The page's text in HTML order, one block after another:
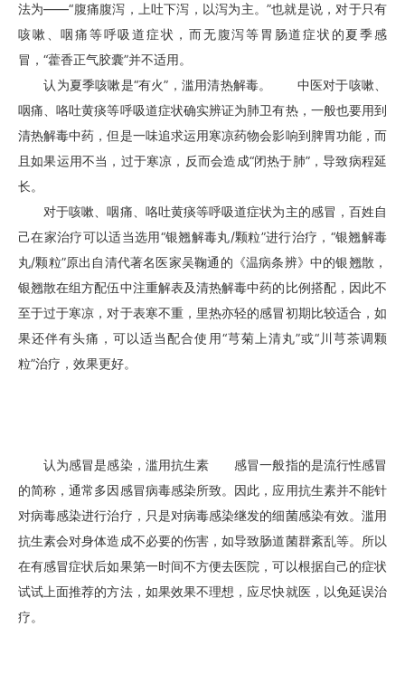
法为――“腹痛腹泻，上吐下泻，以泻为主。”也就是说，对于只有
咳嗽、咽痛等呼吸道症状，而无腹泻等胃肠道症状的夏季感
冒，“藿香正气胶囊”并不适用。
认为夏季咳嗽是“有火”，滥用清热解毒。 中医对于咳嗽、
咽痛、咯吐黄痰等呼吸道症状确实辨证为肺卫有热，一般也要用到
清热解毒中药，但是一味追求运用寒凉药物会影响到脾胃功能，而
且如果运用不当，过于寒凉，反而会造成“闭热于肺”，导致病程延
长。
对于咳嗽、咽痛、咯吐黄痰等呼吸道症状为主的感冒，百姓自
己在家治疗可以适当选用“银翘解毒丸/颗粒”进行治疗，“银翘解毒
丸/颗粒”原出自清代著名医家吴鞠通的《温病条辨》中的银翘散，
银翘散在组方配伍中注重解表及清热解毒中药的比例搭配，因此不
至于过于寒凉，对于表寒不重，里热亦轻的感冒初期比较适合，如
果还伴有头痛，可以适当配合使用“芎菊上清丸”或“川芎茶调颗
粒”治疗，效果更好。
认为感冒是感染，滥用抗生素 感冒一般指的是流行性感冒
的简称，通常多因感冒病毒感染所致。因此，应用抗生素并不能针
对病毒感染进行治疗，只是对病毒感染继发的细菌感染有效。滥用
抗生素会对身体造成不必要的伤害，如导致肠道菌群紊乱等。所以
在有感冒症状后如果第一时间不方便去医院，可以根据自己的症状
试试上面推荐的方法，如果效果不理想，应尽快就医，以免延误治
疗。